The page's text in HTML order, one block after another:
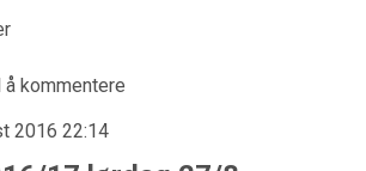
kommentere
2016 22:14